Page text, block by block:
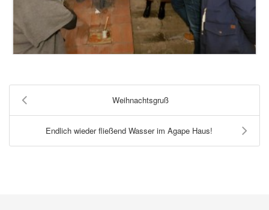
Weihnachtsgruß
Endlich wieder fließend Wasser im Agape Haus!